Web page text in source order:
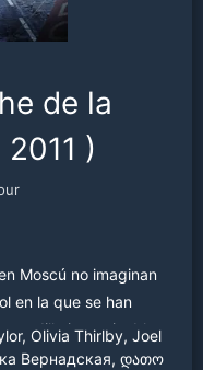
de la
2011 )
Moscú no imaginan
en la que se han
interminable,
una brutal invasión
Olivia Thirlby, Joel
Вернадская, დათო